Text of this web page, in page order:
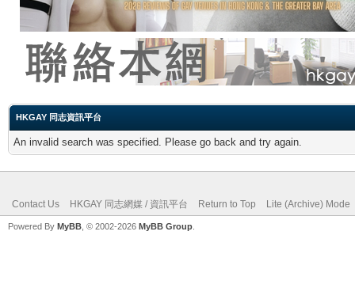
HKGAY 同志資訊平台
An invalid search was specified. Please go back and try again.
Contact Us HKGAY 同志網媒 / 資訊平台 Return to Top Lite (Archive) Mode
Powered By MyBB , © 2002-2026 MyBB Group